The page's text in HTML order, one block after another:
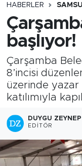
HABERLER
başlıyor!
Çarşamba
8’incisi
üzerinde yazar
katılımıyla
DUYGU
EDITÖR
Süper Lig
Tüm
Son Dakika
Haber Arşivi